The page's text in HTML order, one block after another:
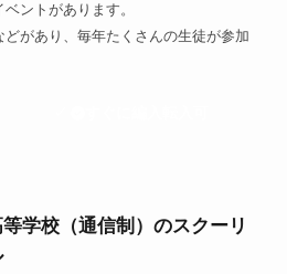
ントがあります。
があり、毎年たくさんの生徒が参加
学校（通信制）のスクーリ